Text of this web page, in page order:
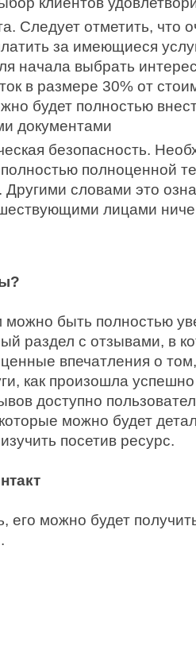
Следует отметить, что
за имеющиеся
начала выбрать
в размере 30% от
будет полностью
документами
безопасность.
полноценной
словами это
лицами
можно быть полностью
раздел с отзывами, в
впечатления о
как произошла
доступно
можно будет
посетив ресурс.
его можно будет